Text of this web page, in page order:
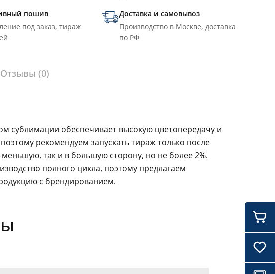
пошив
под заказ, тираж
Доставка и самовывоз
Производство в Москве, доставка
по РФ
Отзывы (0)
сублимации обеспечивает высокую цветопередачу и
рекомендуем запускать тираж только после
так и в большую сторону, но не более 2%.
полного цикла, поэтому предлагаем
с брендированием.